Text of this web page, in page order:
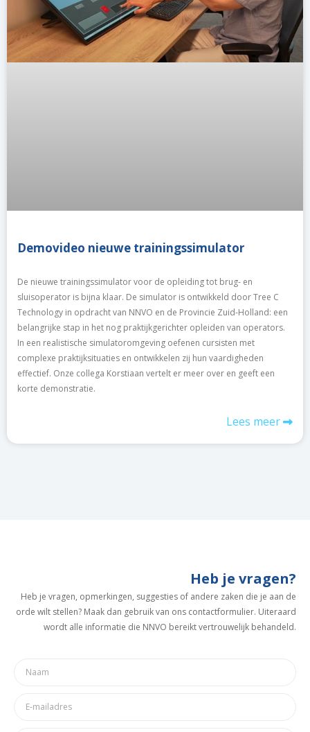
Demovideo nieuwe trainingssimulator
De nieuwe trainingssimulator voor de opleiding tot brug- en
sluisoperator is bijna klaar. De simulator is ontwikkeld door Tree C
Technology in opdracht van NNVO en de Provincie Zuid-Holland: een
belangrijke stap in het nog praktijkgerichter opleiden van operators.
In een realistische simulatoromgeving oefenen cursisten met
complexe praktijksituaties en ontwikkelen zij hun vaardigheden
effectief. Onze collega Korstiaan vertelt er meer over en geeft een
korte demonstratie.
Lees meer
Heb je vragen?
Heb je vragen, opmerkingen, suggesties of andere zaken die je aan de
orde wilt stellen? Maak dan gebruik van ons contactformulier. Uiteraard
wordt alle informatie die NNVO bereikt vertrouwelijk behandeld.